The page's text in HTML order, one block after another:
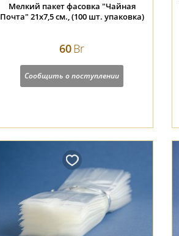
Мелкий пакет фасовка "Чайная
Почта" 21х7,5 см., (100 шт. упаковка)
60Br
Сообщить о поступлении